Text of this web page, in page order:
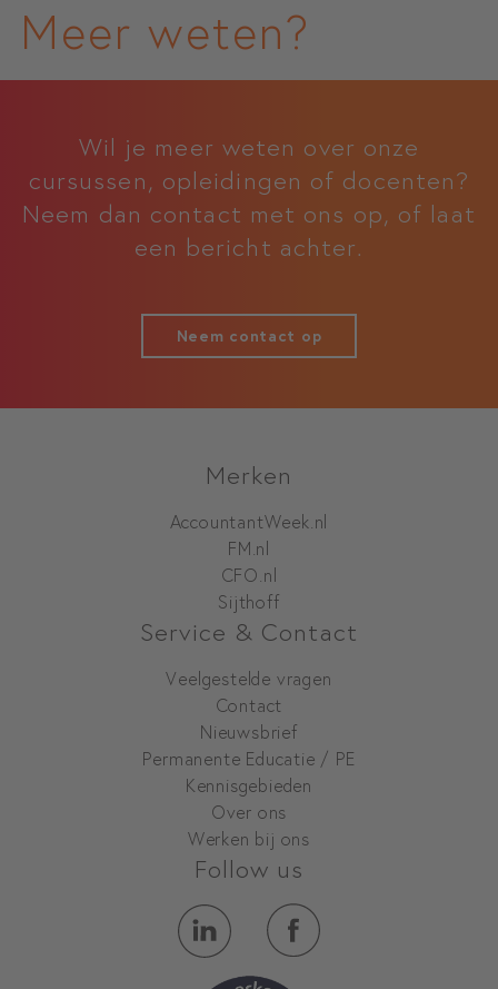
Meer weten?
Wil je meer weten over onze
cursussen, opleidingen of docenten?
Neem dan contact met ons op, of laat
een bericht achter.
Neem contact op
Merken
AccountantWeek.nl
FM.nl
CFO.nl
Sijthoff
Service & Contact
Veelgestelde vragen
Contact
Nieuwsbrief
Permanente Educatie / PE
Kennisgebieden
Over ons
Werken bij ons
Follow us